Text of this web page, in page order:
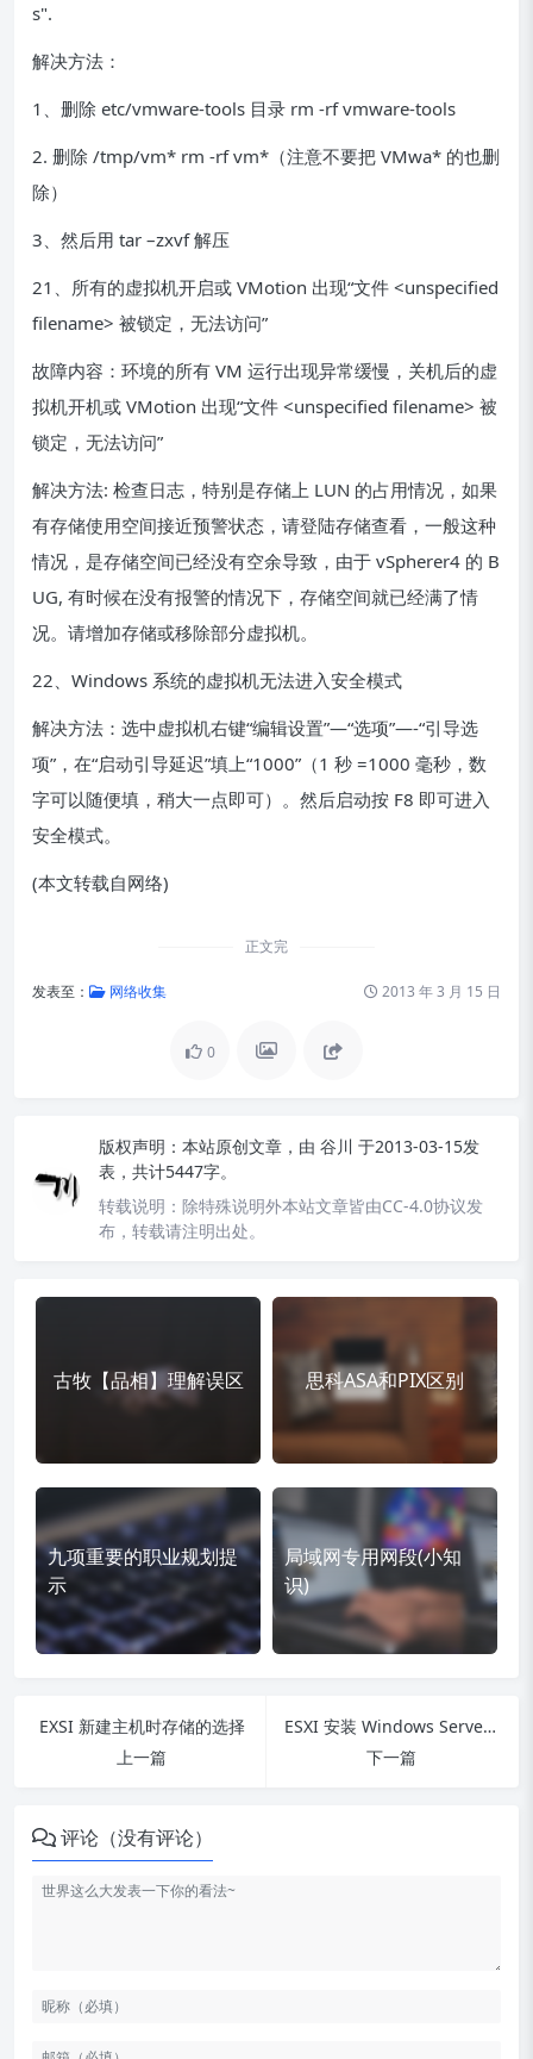
s".
解决方法：
1、删除 etc/vmware-tools 目录 rm -rf vmware-tools
2. 删除 /tmp/vm* rm -rf vm*（注意不要把 VMwa* 的也删
除）
3、然后用 tar –zxvf 解压
21、所有的虚拟机开启或 VMotion 出现“文件 <unspecified
filename> 被锁定，无法访问”
故障内容：环境的所有 VM 运行出现异常缓慢，关机后的虚
拟机开机或 VMotion 出现“文件 <unspecified filename> 被
锁定，无法访问”
解决方法: 检查日志，特别是存储上 LUN 的占用情况，如果
有存储使用空间接近预警状态，请登陆存储查看，一般这种
情况，是存储空间已经没有空余导致，由于 vSpherer4 的 B
UG, 有时候在没有报警的情况下，存储空间就已经满了情
况。请增加存储或移除部分虚拟机。
22、Windows 系统的虚拟机无法进入安全模式
解决方法：选中虚拟机右键“编辑设置”—“选项”—-“引导选
项”，在“启动引导延迟”填上“1000”（1 秒 =1000 毫秒，数
字可以随便填，稍大一点即可）。然后启动按 F8 即可进入
安全模式。
(本文转载自网络)
正文完
发表至： 网络收集 2013 年 3 月 15 日
0
版权声明： 本站原创文章，由 谷川 于2013-03-15发
表，共计5447字。
转载说明： 除特殊说明外本站文章皆由CC-4.0协议发
布，转载请注明出处。
古牧【品相】理解误区 思科ASA和PIX区别
九项重要的职业规划提
示
局域网专用网段(小知
识)
EXSI 新建主机时存储的选择
上一篇
ESXI 安装 Windows Server 2012过程
下一篇
评论（没有评论）